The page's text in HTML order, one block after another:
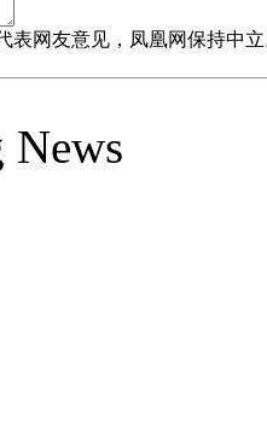
表网友意见，凤凰网保持中
News